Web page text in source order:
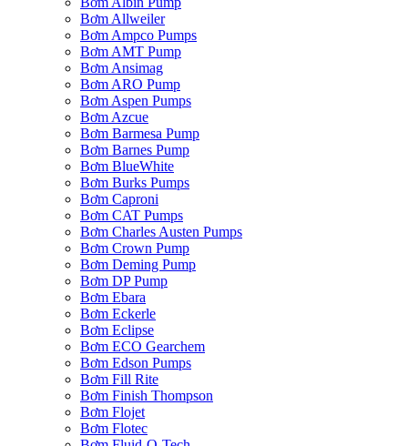
Bơm Allweiler
Bơm Ampco Pumps
Bơm AMT Pump
Bơm Ansimag
Bơm ARO Pump
Bơm Aspen Pumps
Bơm Azcue
Bơm Barmesa Pump
Bơm Barnes Pump
Bơm BlueWhite
Bơm Burks Pumps
Bơm Caproni
Bơm CAT Pumps
Bơm Charles Austen Pumps
Bơm Crown Pump
Bơm Deming Pump
Bơm DP Pump
Bơm Ebara
Bơm Eckerle
Bơm Eclipse
Bơm ECO Gearchem
Bơm Edson Pumps
Bơm Fill Rite
Bơm Finish Thompson
Bơm Flojet
Bơm Flotec